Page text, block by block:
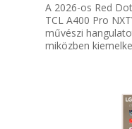
A 2026-os Red
TCL A400 Pro
művészi
miközben